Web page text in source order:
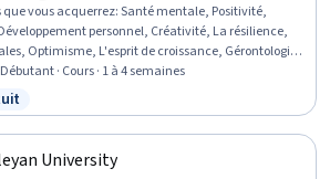
que vous acquerrez:Santé mentale, Positivité,
personnel, Créativité, La résilience,
Optimisme, L'esprit de croissance, Gérontologie,
Éducation et formation, Persistance,
de relations
· Cours · 1 à 4 semaines
gratuit
University